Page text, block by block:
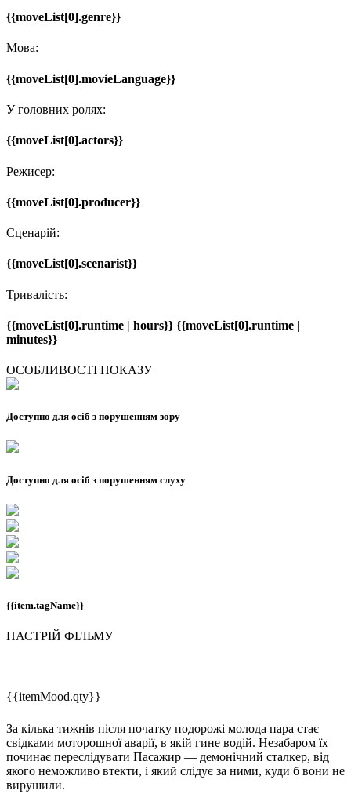
{{moveList[0].genre}}
Мова:
{{moveList[0].movieLanguage}}
У головних ролях:
{{moveList[0].actors}}
Режисер:
{{moveList[0].producer}}
Сценарій:
{{moveList[0].scenarist}}
Тривалість:
{{moveList[0].runtime | hours}} {{moveList[0].runtime |
minutes}}
ОСОБЛИВОСТІ ПОКАЗУ
Доступно для осіб з порушенням зору
Доступно для осіб з порушенням слуху
{{item.tagName}}
НАСТРІЙ ФІЛЬМУ
{{itemMood.qty}}
За кілька тижнів після початку подорожі молода пара стає
свідками моторошної аварії, в якій гине водій. Незабаром їх
починає переслідувати Пасажир — демонічний сталкер, від
якого неможливо втекти, і який слідує за ними, куди б вони не
вирушили.